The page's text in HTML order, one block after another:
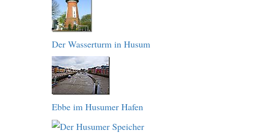
Der Wasserturm in Husum
Ebbe im Husumer Hafen